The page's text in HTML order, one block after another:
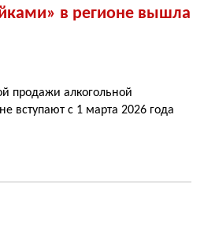
в регионе вышла
продажи алкогольной
вступают с 1 марта 2026 года